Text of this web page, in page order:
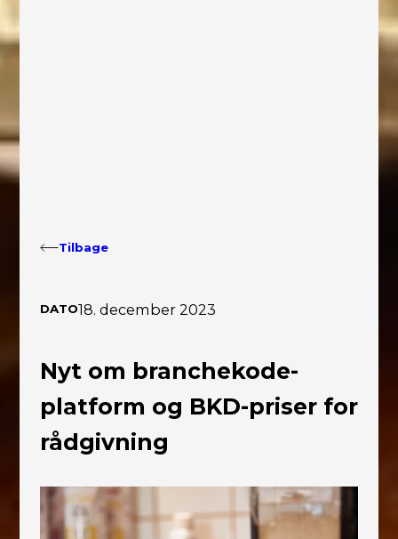
Tilbage
DATO18. december 2023
Nyt om branchekode-
platform og BKD-priser for
rådgivning